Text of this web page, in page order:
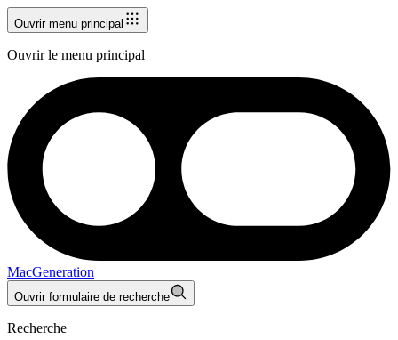
Ouvrir menu principal
Ouvrir le menu principal
MacGeneration
Ouvrir formulaire de recherche
Recherche